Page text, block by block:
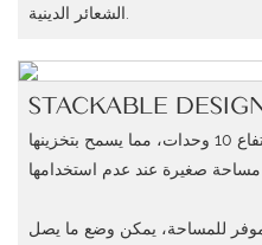
STACKABLE
يمكن تكديس هذه الكراسي حتى ارتفاع 10 وحدات، مما يسمح بتخزينها
للمساحة، يمكن وضع ما يصل